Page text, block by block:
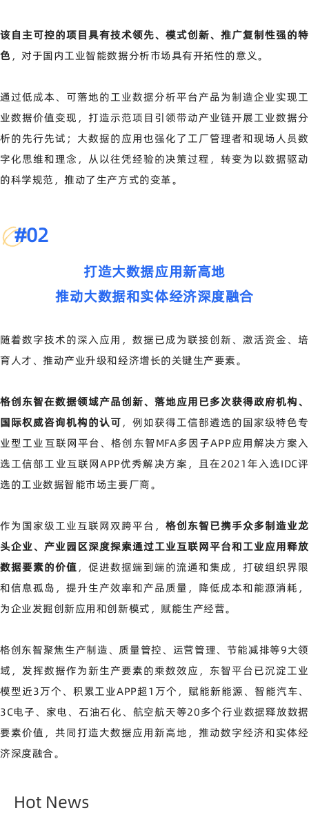
该自主可控的项目具有技术领先、模式创新、推广复制性强的特
色 ，对于国内工业智能数据分析市场具有开拓性的意义。
通过低成本、可落地的工业数据分析平台产品为制造企业实现工
业数据价值变现，打造示范项目引领带动产业链开展工业数据分
析的先行先试；大数据的应用也强化了工厂管理者和现场人员数
字化思维和理念，从以往凭经验的决策过程，转变为以数据驱动
的科学规范，推动了生产方式的变革。
#02
打造大数据应用新高地
推动大数据和实体经济深度融合
随着数字技术的深入应用，数据已成为联接创新、激活资金、培
育人才、推动产业升级和经济增长的关键生产要素。
格创东智在数据领域产品创新、落地应用已多次获得政府机构、
国际权威咨询机构的认可，例如获得工信部遴选的国家级特色专
业型工业互联网平台、格创东智MFA多因子APP应用解决方案入
选工信部工业互联网APP优秀解决方案，且在2021年入选IDC评
选的工业数据智能市场主要厂商。
作为国家级工业互联网双跨平台，格创东智已携手众多制造业龙
头企业、产业园区深度探索通过工业互联网平台和工业应用释放
数据要素的价值，促进数据端到端的流通和集成，打破组织界限
和信息孤岛，提升生产效率和产品质量，降低成本和能源消耗，
为企业发掘创新应用和创新模式，赋能生产经营。
格创东智聚焦生产制造、质量管控、运营管理、节能减排等9大领
域，发挥数据作为新生产要素的乘数效应，东智平台已沉淀工业
模型近3万个、积累工业APP超1万个，赋能新能源、智能汽车、
3C电子、家电、石油石化、航空航天等20多个行业数据释放数据
要素价值，共同打造大数据应用新高地，推动数字经济和实体经
济深度融合。
Hot News